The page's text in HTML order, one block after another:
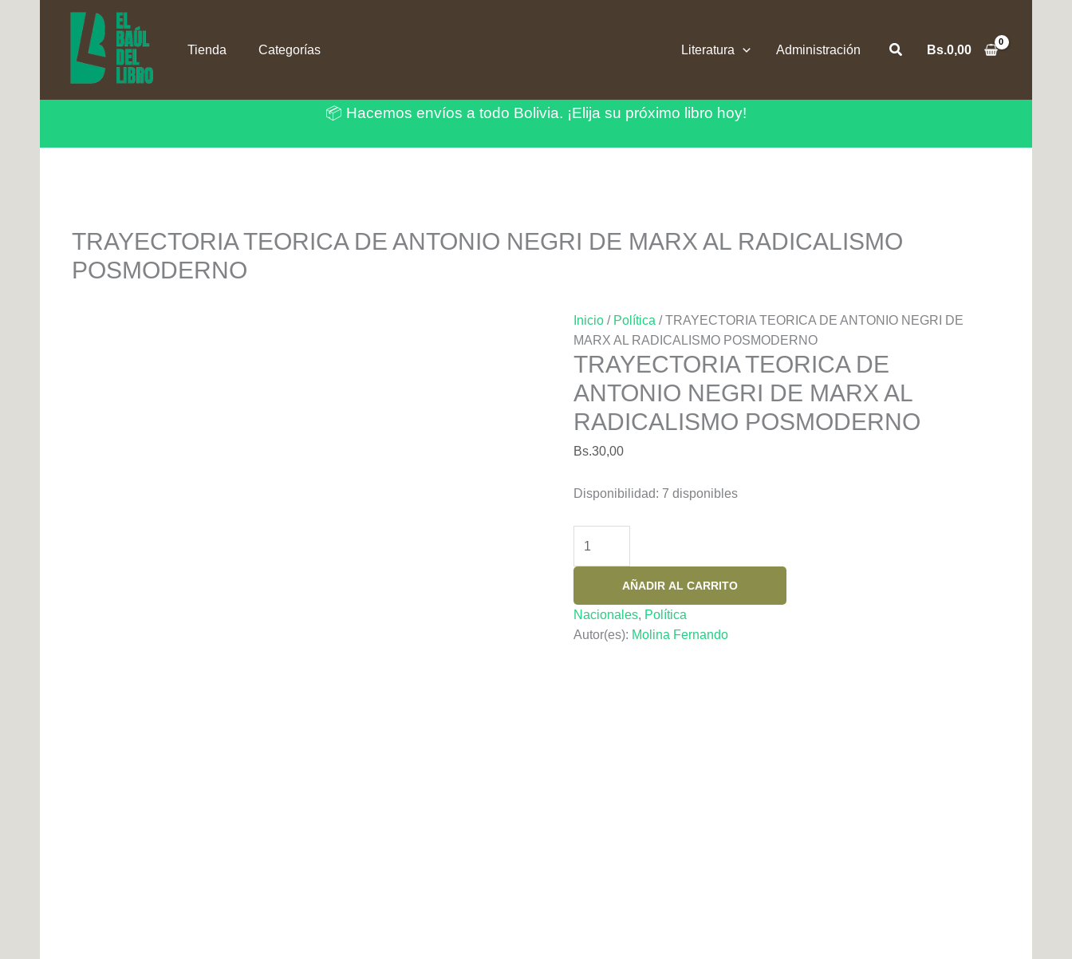
contenido
Tienda Categorías Literatura Administración BuscarBs.0,00
📦 Hacemos envíos a todo Bolivia. ¡Elija su próximo libro hoy!
TRAYECTORIA TEORICA DE ANTONIO NEGRI DE MARX AL RADICALISMO
POSMODERNO
Inicio/ Política / TRAYECTORIA TEORICA DE ANTONIO NEGRI DE
MARX AL RADICALISMO POSMODERNO
TRAYECTORIA TEORICA DE
ANTONIO NEGRI DE MARX AL
RADICALISMO POSMODERNO
Bs.30,00
Disponibilidad: 7 disponibles
TEORICA
NEGRI
DE
AÑADIR AL CARRITO
Nacionales, Política
Autor(es): Molina Fernando